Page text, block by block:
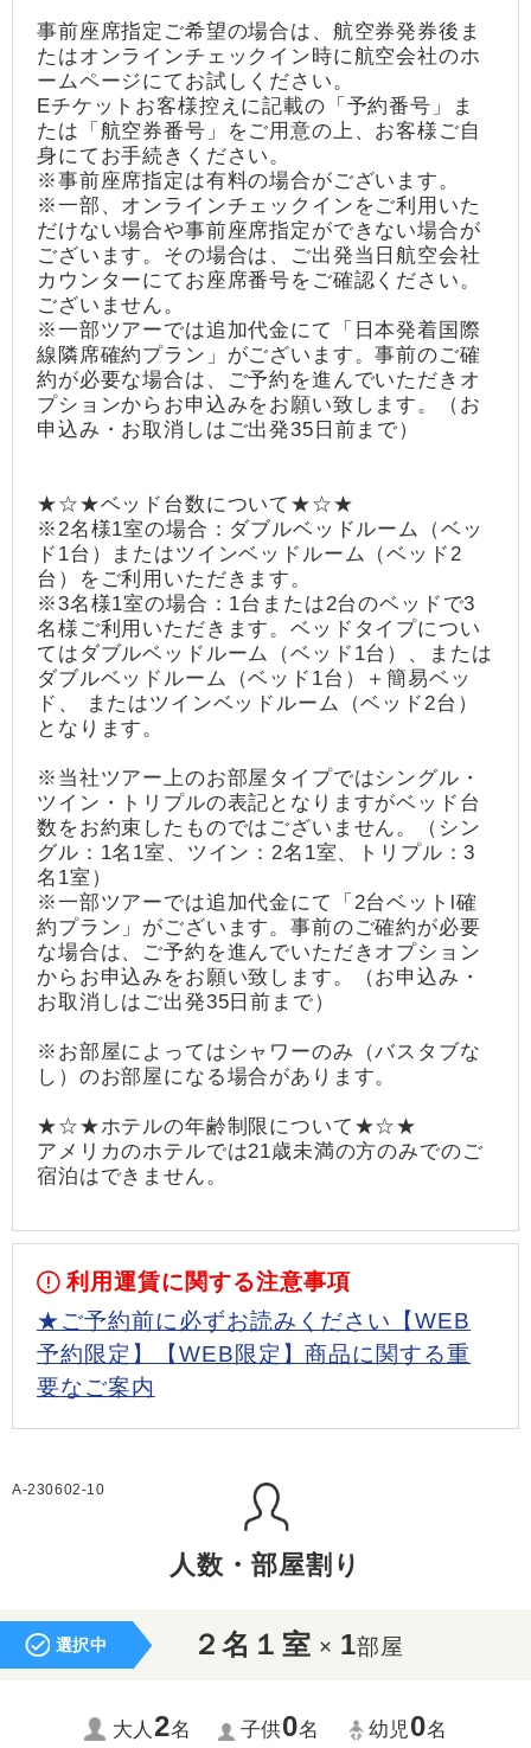
事前座席指定ご希望の場合は、航空券発券後ま
たはオンラインチェックイン時に航空会社のホ
ームページにてお試しください。
Eチケットお客様控えに記載の「予約番号」ま
たは「航空券番号」をご用意の上、お客様ご自
身にてお手続きください。
※事前座席指定は有料の場合がございます。
※一部、オンラインチェックインをご利用いた
だけない場合や事前座席指定ができない場合が
ございます。その場合は、ご出発当日航空会社
カウンターにてお座席番号をご確認ください。
ございません。
※一部ツアーでは追加代金にて「日本発着国際
線隣席確約プラン」がございます。事前のご確
約が必要な場合は、ご予約を進んでいただきオ
プションからお申込みをお願い致します。（お
申込み・お取消しはご出発35日前まで）
★☆★ベッド台数について★☆★
※2名様1室の場合：ダブルベッドルーム（ベッ
ド1台）またはツインベッドルーム（ベッド2
台）をご利用いただきます。
※3名様1室の場合：1台または2台のベッドで3
名様ご利用いただきます。ベッドタイプについ
てはダブルベッドルーム（ベッド1台）、または
ダブルベッドルーム（ベッド1台）＋簡易ベッ
ド、 またはツインベッドルーム（ベッド2台）
となります。
※当社ツアー上のお部屋タイプではシングル・
ツイン・トリプルの表記となりますがベッド台
数をお約束したものではございません。（シン
グル：1名1室、ツイン：2名1室、トリプル：3
名1室）
※一部ツアーでは追加代金にて「2台ベットl確
約プラン」がございます。事前のご確約が必要
な場合は、ご予約を進んでいただきオプション
からお申込みをお願い致します。（お申込み・
お取消しはご出発35日前まで）
※お部屋によってはシャワーのみ（バスタブな
し）のお部屋になる場合があります。
★☆★ホテルの年齢制限について★☆★
アメリカのホテルでは21歳未満の方のみでのご
宿泊はできません。
利用運賃に関する注意事項
★ご予約前に必ずお読みください【WEB
予約限定】【WEB限定】商品に関する重
要なご案内
A-230602-10
人数・部屋割り
選択中 ２名１室 × 1部屋
大人2名 子供0名 幼児0名